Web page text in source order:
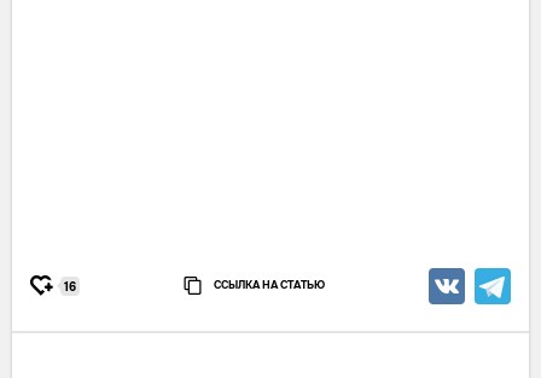
16 ССЫЛКА НА СТАТЬЮ